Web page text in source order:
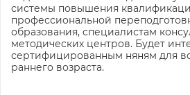
системы повышения
профессиональной
образования, специалистам
методических центров. Будет
сертифицированным няням для
раннего возраста.